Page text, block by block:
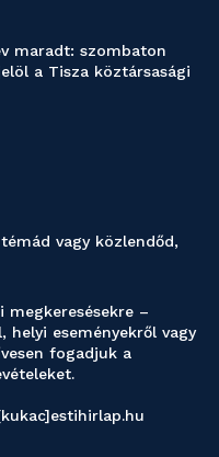
maradt: szombaton
a Tisza köztársasági
vagy közlendőd,
–
helyi eseményekről vagy
fogadjuk a